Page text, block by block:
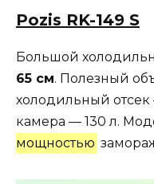
Pozis RK-149 S
Большой
65 см. Полезный
холодильный
камера — 130 л.
мощностью